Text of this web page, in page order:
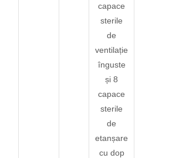
capace
sterile
de
ventilație
înguste
și 8
capace
sterile
de
etanșare
cu dop